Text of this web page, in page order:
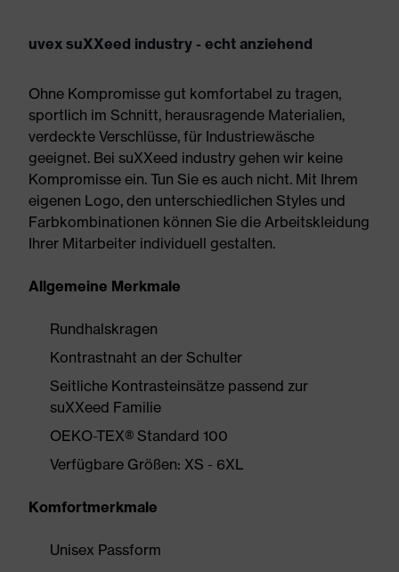
uvex suXXeed industry - echt anziehend
Ohne Kompromisse gut komfortabel zu tragen,
sportlich im Schnitt, herausragende Materialien,
verdeckte Verschlüsse, für Industriewäsche
geeignet. Bei suXXeed industry gehen wir keine
Kompromisse ein. Tun Sie es auch nicht. Mit Ihrem
eigenen Logo, den unterschiedlichen Styles und
Farbkombinationen können Sie die Arbeitskleidung
Ihrer Mitarbeiter individuell gestalten.
Allgemeine Merkmale
Rundhalskragen
Kontrastnaht an der Schulter
Seitliche Kontrasteinsätze passend zur
suXXeed Familie
OEKO-TEX® Standard 100
Verfügbare Größen: XS - 6XL
Komfortmerkmale
Unisex Passform